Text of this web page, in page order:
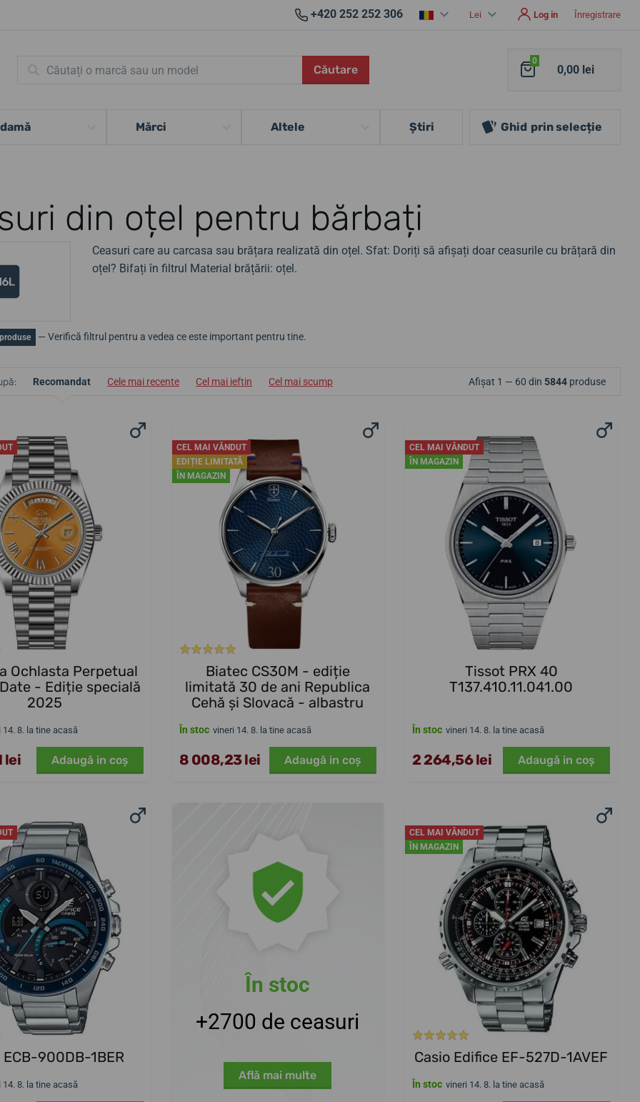
+420 252 252 306 Lei Log in Înregistrare
Căutare
0
0,00 lei
Mărci Altele Ştiri Ghid prin selecție
din oțel pentru bărbați
Ceasuri care au carcasa sau brățara realizată din oțel. Sfat: Doriți să afișați doar ceasurile cu brățară din
oțel? Bifați în filtrul Material brățării: oțel.
— Verifică filtrul pentru a vedea ce este important pentru tine.
Recomandat Cele mai recente Cel mai ieftin Cel mai scump Afișat 1 — 60 din 5844 produse
Ochlasta Perpetual
- Ediție specială
2025
14. 8. la tine acasă
lei Adaugă in coş
CEL MAI VÂNDUT
EDIȚIE LIMITATĂ
ÎN MAGAZIN
Biatec CS30M - ediție
limitată 30 de ani Republica
Cehă și Slovacă - albastru
În stoc vineri 14. 8. la tine acasă
8 008,23 lei Adaugă in coş
CEL MAI VÂNDUT
ÎN MAGAZIN
Tissot PRX 40
T137.410.11.041.00
În stoc vineri 14. 8. la tine acasă
2 264,56 lei Adaugă in coş
ECB-900DB-1BER
14. 8. la tine acasă
În stoc
+2700 de ceasuri
Află mai multe
CEL MAI VÂNDUT
ÎN MAGAZIN
Casio Edifice EF-527D-1AVEF
În stoc vineri 14. 8. la tine acasă